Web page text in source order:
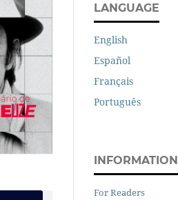
LANGUAGE
English
Español
Français
Português
INFORMATION
For Readers